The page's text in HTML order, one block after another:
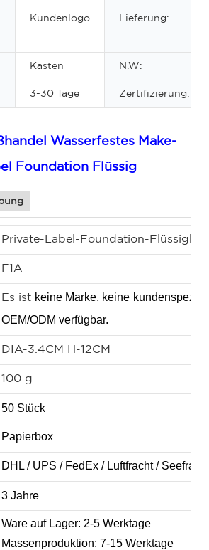
Kundenlogo Lieferung:
Kasten N.W:
3-30 Tage Zertifizierung:
Wasserfestes Make-
Foundation Flüssig
Private-Label-Foundation-Flüssigkeit
F1A
Es ist keine Marke, keine
OEM/ODM verfügbar.
DIA-3.4CM H-12CM
100 g
50 Stück
Papierbox
DHL / UPS / FedEx / Luftfracht /
3 Jahre
Ware auf Lager: 2-5 Werktage
Massenproduktion: 7-15 Werktage